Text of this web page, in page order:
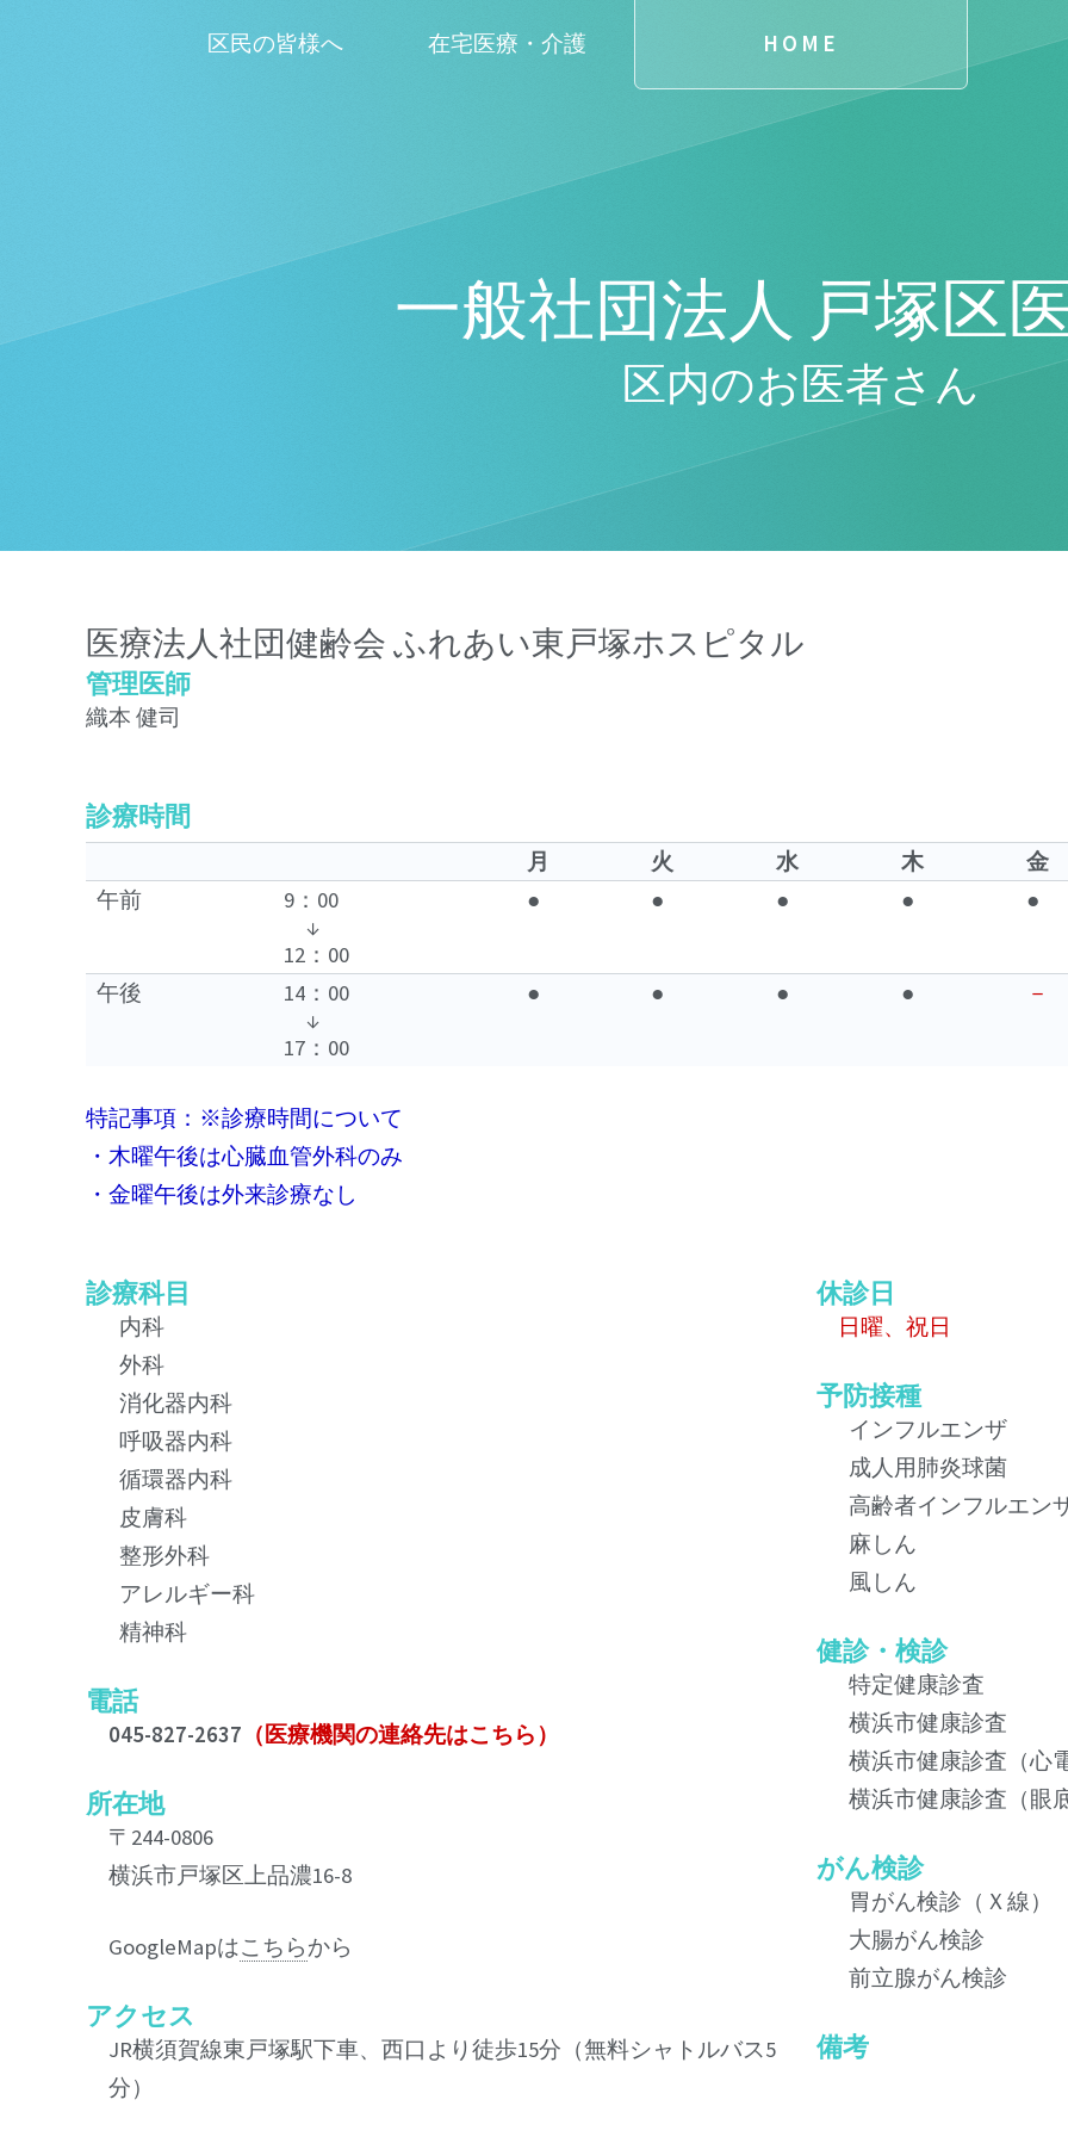
HOME
区民の皆様へ 在宅医療・介護
一般社団法人 戸塚区
区内のお医者さん
医療法人社団健齢会 ふれあい東戸塚ホスピタル
管理医師
織本 健司
診療時間
月 火 水 木
金
午前
9：00
↓
12：00
● ● ● ● ●
午後
14：00
↓
17：00
● ● ● ● －
特記事項：※診療時間について
・木曜午後は心臓血管外科のみ
・金曜午後は外来診療なし
診療科目
内科
外科
消化器内科
呼吸器内科
循環器内科
皮膚科
整形外科
アレルギー科
精神科
電話
045-827-2637 （医療機関の連絡先はこちら）
所在地
〒244-0806
横浜市戸塚区上品濃16-8
GoogleMapはこちらから
アクセス
JR横須賀線東戸塚駅下車、西口より徒歩15分（無料シャトルバス5
分）
休診日
日曜、祝日
予防接種
インフルエンザ
成人用肺炎球菌
高齢者インフルエン
麻しん
風しん
健診・検診
特定健康診査
横浜市健康診査
横浜市健康診査（心
横浜市健康診査（眼
がん検診
胃がん検診（Ｘ線）
大腸がん検診
前立腺がん検診
備考